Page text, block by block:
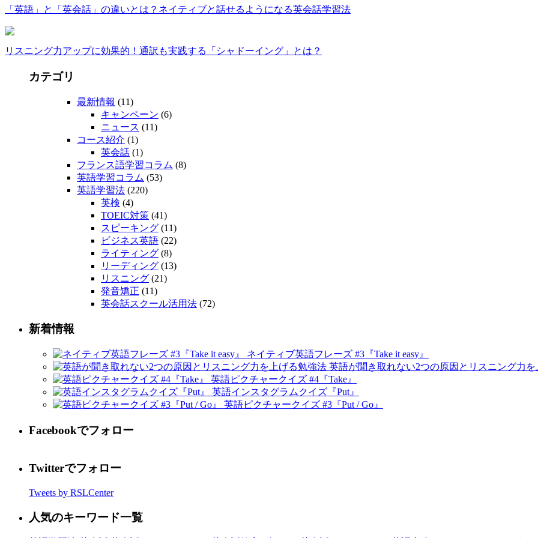
「英語」と「英会話」の違いとは？ネイティブと話せるようになる英会話学習法
リスニング力アップに効果的！通訳も実践する「シャドーイング」とは？
カテゴリ
最新情報 (11)
キャンペーン (6)
ニュース (11)
コース紹介 (1)
英会話 (1)
フランス語学習コラム (8)
英語学習コラム (53)
英語学習法 (220)
英検 (4)
TOEIC対策 (41)
スピーキング (11)
ビジネス英語 (22)
ライティング (8)
リーディング (13)
リスニング (21)
発音矯正 (11)
英会話スクール活用法 (72)
新着情報
ネイティブ英語フレーズ #3『Take it easy』
英語が聞き取れない2つの原因とリスニング力
英語ピクチャークイズ #4『Take』
英語インスタグラムクイズ『Put』
英語ピクチャークイズ #3『Put / Go』
Facebookでフォロー
Twitterでフォロー
Tweets by RSLCenter
人気のキーワード一覧